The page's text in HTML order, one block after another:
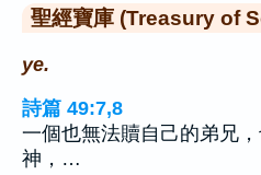
聖經寶庫 (Treasury of
ye.
詩篇 49:7,8
一個也無法贖自己的弟兄
神，…